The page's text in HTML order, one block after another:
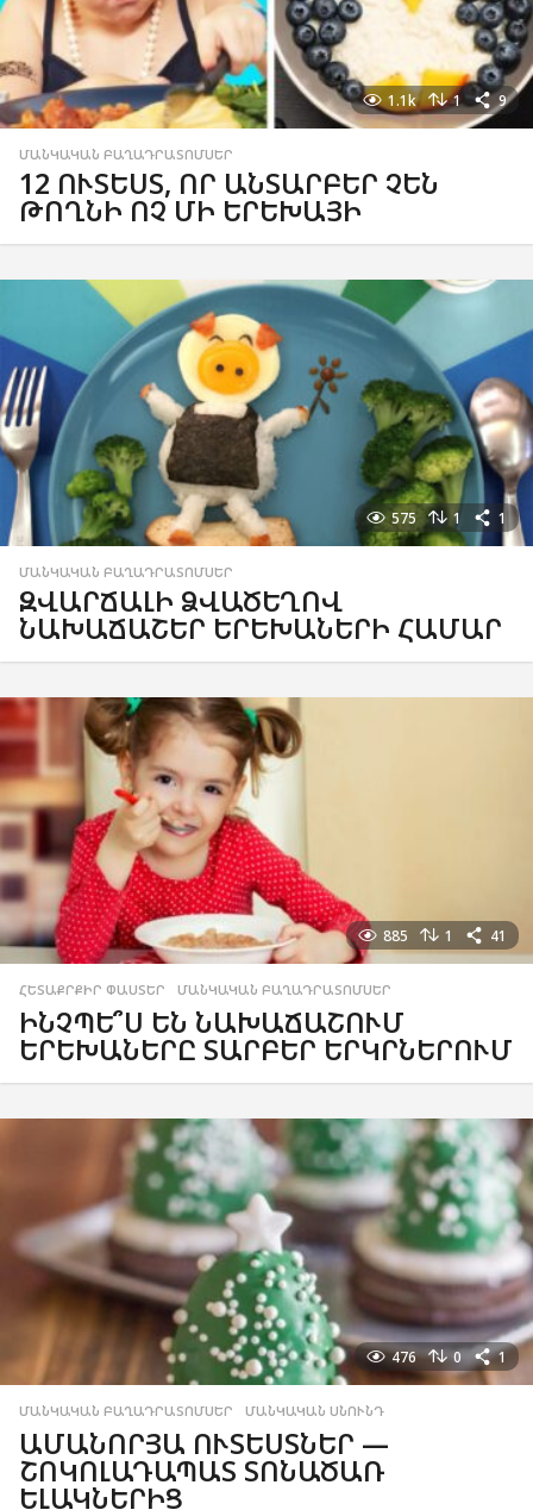
1.1k 1 9
ՄԱՆԿԱԿԱՆ ԲԱՂԱԴՐԱՏՈՄՍԵՐ
12 ՈՒՏԵՍՏ, ՈՐ ԱՆՏԱՐԲԵՐ ՉԵՆ
ԹՈՂՆԻ ՈՉ ՄԻ ԵՐԵԽԱՅԻ
575 1 1
ՄԱՆԿԱԿԱՆ ԲԱՂԱԴՐԱՏՈՄՍԵՐ
ԶՎԱՐՃԱԼԻ ՁՎԱԾԵՂՈՎ
ՆԱԽԱՃԱՇԵՐ ԵՐԵԽԱՆԵՐԻ ՀԱՄԱՐ
885 1 41
ՀԵՏԱՔՐՔԻՐ ՓԱՍՏԵՐ ,ՄԱՆԿԱԿԱՆ ԲԱՂԱԴՐԱՏՈՄՍԵՐ
ԻՆՉՊԵ՞Ս ԵՆ ՆԱԽԱՃԱՇՈՒՄ
ԵՐԵԽԱՆԵՐԸ ՏԱՐԲԵՐ ԵՐԿՐՆԵՐՈՒՄ
476 0 1
ՄԱՆԿԱԿԱՆ ԲԱՂԱԴՐԱՏՈՄՍԵՐ ,ՄԱՆԿԱԿԱՆ ՍՆՈՒՆԴ
ԱՄԱՆՈՐՅԱ ՈՒՏԵՍՏՆԵՐ —
ՇՈԿՈԼԱԴԱՊԱՏ ՏՈՆԱԾԱՌ
ԵԼԱԿՆԵՐԻՑ